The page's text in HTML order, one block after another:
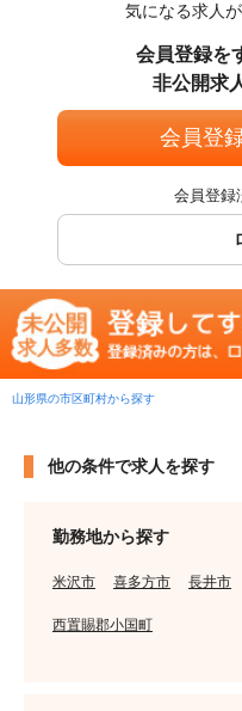
気になる求人
会員登録を
非公開求
会員登
会員登録
山形県の市区町村から探す
他の条件で求人を探す
勤務地から探す
米沢市 喜多方市 長井市
西置賜郡小国町